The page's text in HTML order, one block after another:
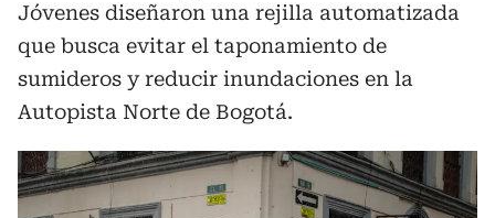
Jóvenes diseñaron una rejilla automatizada
que busca evitar el taponamiento de
sumideros y reducir inundaciones en la
Autopista Norte de Bogotá.